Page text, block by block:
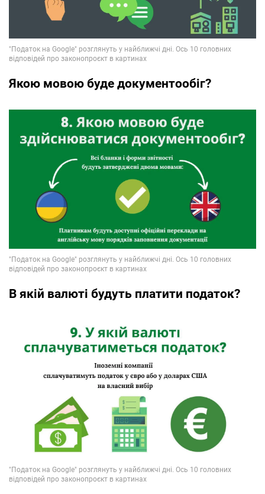
Якою мовою буде документообіг?
В якій валюті будуть платити податок?